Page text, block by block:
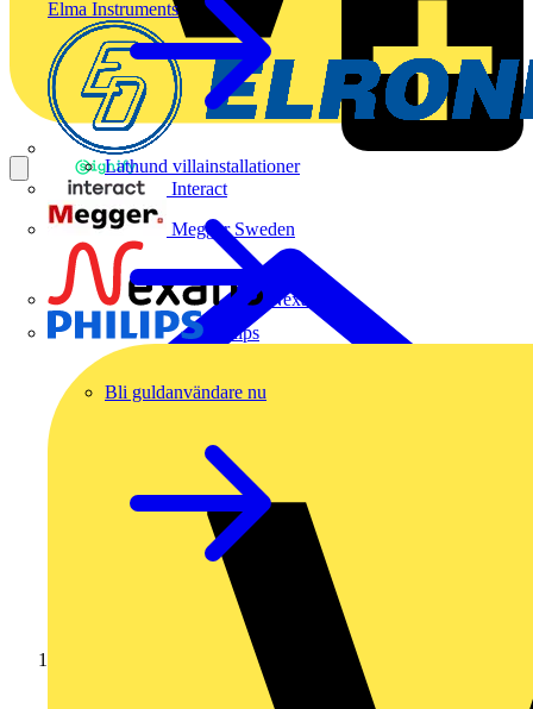
Elma Instruments
Interact
Megger Sweden
Nexans
Philips
Lathund villainstallationer
Bli guldanvändare nu